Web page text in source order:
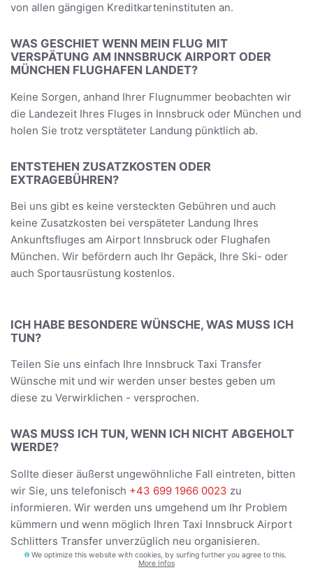
von allen gängigen Kreditkarteninstituten an.
WAS GESCHIET WENN MEIN FLUG MIT
VERSPÄTUNG AM INNSBRUCK AIRPORT ODER
MÜNCHEN FLUGHAFEN LANDET?
Keine Sorgen, anhand Ihrer Flugnummer beobachten wir
die Landezeit Ihres Fluges in Innsbruck oder München und
holen Sie trotz versptäteter Landung pünktlich ab.
ENTSTEHEN ZUSATZKOSTEN ODER
EXTRAGEBÜHREN?
Bei uns gibt es keine versteckten Gebühren und auch
keine Zusatzkosten bei verspäteter Landung Ihres
Ankunftsfluges am Airport Innsbruck oder Flughafen
München. Wir befördern auch Ihr Gepäck, Ihre Ski- oder
auch Sportausrüstung kostenlos.
ICH HABE BESONDERE WÜNSCHE, WAS MUSS ICH
TUN?
Teilen Sie uns einfach Ihre Innsbruck Taxi Transfer
Wünsche mit und wir werden unser bestes geben um
diese zu Verwirklichen - versprochen.
WAS MUSS ICH TUN, WENN ICH NICHT ABGEHOLT
WERDE?
Sollte dieser äußerst ungewöhnliche Fall eintreten, bitten
wir Sie, uns telefonisch +43 699 1966 0023 zu
informieren. Wir werden uns umgehend um Ihr Problem
kümmern und wenn möglich Ihren Taxi Innsbruck Airport
Schlitters Transfer unverzüglich neu organisieren.
We optimize this website with cookies, by surfing further you agree to this.
More Infos